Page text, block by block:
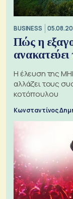
BUSINESS
Πώς η
H έλευση της
αλλάζει τους
κοτόπουλου
Κωνσταντίνος